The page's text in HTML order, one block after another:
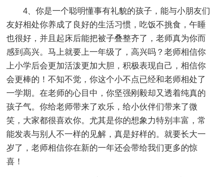
4、你是一个聪明懂事有礼貌的孩子，能与小朋友们
友好相处你养成了良好的生活习惯，吃饭不挑食，午睡
也很好，并且起床后能把被子叠整齐了，老师真为你而
感到高兴。马上就要上一年级了，高兴吗？老师相信你
上小学后会更加活泼更加大胆，积极表现自己，相信你
会更棒的！不知不觉，你这个小不点已经和老师相处了
一学期。在老师的心目中，你坚强刚毅却又透着纯真的
孩子气。你给老师带来了欢乐，给小伙伴们带来了微
笑，大家都很喜欢你。尤其是你的想象力特别丰富，常
能发表与别人不一样的见解，真是好样的。就要长大一
岁了，老师相信你在新的一年还会带给我们更多的惊
喜！